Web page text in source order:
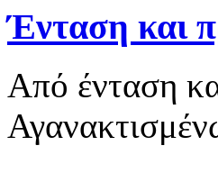
Ένταση και
Από ένταση